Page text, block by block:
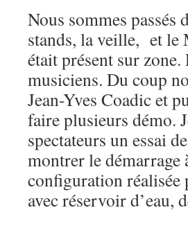
Nous sommes passés
stands, la veille, et le
était présent sur
musiciens. Du coup
Jean-Yves Coadic et
faire plusieurs démo.
spectateurs un essai
montrer le démarrage
configuration réalisée
avec réservoir d’eau,